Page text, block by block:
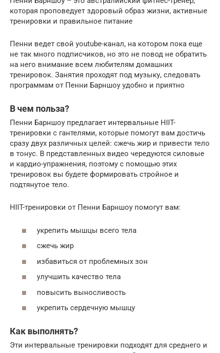
которая проповедует здоровый образ жизни, активные
тренировки и правильное питание
Пенни ведет свой youtube-канал, на котором пока еще
не так много подписчиков, но это не повод не обратить
на него внимание всем любителям домашних
тренировок. Занятия проходят под музыку, следовать
программам от Пенни Барншоу удобно и приятно
В чем польза?
Пенни Барншоу предлагает интервальные HIIT-
тренировки с гантелями, которые помогут вам достичь
сразу двух различных целей: сжечь жир и привести тело
в тонус. В представленных видео чередуются силовые
и кардио-упражнения, поэтому с помощью этих
тренировок вы будете формировать стройное и
подтянутое тело.
HIIT-тренировки от Пенни Барншоу помогут вам:
укрепить мышцы всего тела
сжечь жир
избавиться от проблемных зон
улучшить качество тела
повысить выносливость
укрепить сердечную мышцу
Как выполнять?
Эти интервальные тренировки подходят для среднего и